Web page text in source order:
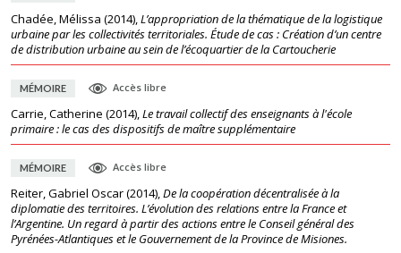
Chadée, Mélissa (2014),L’appropriation de la thématique de la logistique
urbaine par les collectivités territoriales. Étude de cas : Création d’un centre
de distribution urbaine au sein de l’écoquartier de la Cartoucherie
MÉMOIRE Accès libre
Carrie, Catherine (2014),Le travail collectif des enseignants à l'école
primaire : le cas des dispositifs de maître supplémentaire
MÉMOIRE Accès libre
Reiter, Gabriel Oscar(2014),De la coopération décentralisée à la
diplomatie des territoires. L’évolution des relations entre la France et
l’Argentine. Un regard à partir des actions entre le Conseil général des
Pyrénées-Atlantiques et le Gouvernement de la Province de Misiones.